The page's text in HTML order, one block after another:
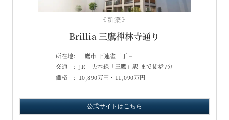
《新築》
Brillia 三鷹禅林寺通り
所在地: 三鷹市 下連雀三丁目
交通 : JR中央本線「三鷹」駅 まで徒歩7分
価格 : 10,890万円・11,090万円
公式サイトはこちら